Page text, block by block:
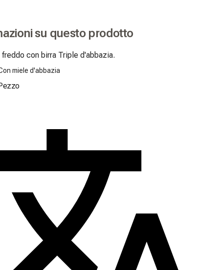
su questo prodotto
freddo con birra Triple d'abbazia.
miele d'abbazia